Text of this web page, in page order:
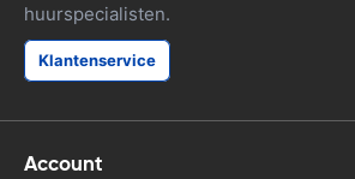
huurspecialisten.
Klantenservice
Account